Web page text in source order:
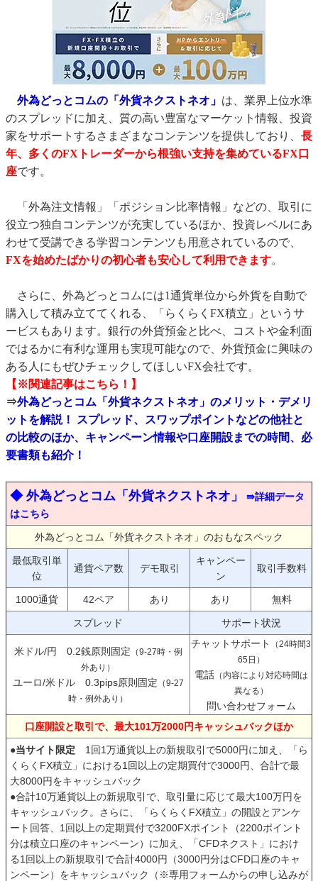
外為どっとコムの「外貨ネクストネオ」 は、業界上位水準
のスプレッドに加え、質の高い豊富なマーケット情報、投資
家をサポートするさまざまなコンテンツを提供しており、 長
年、多くのFXトレーダーから根強い支持を集めているFX口
座です。
「外為注文情報」「ポジション比率情報」などの、取引に
役立つ独自コンテンツが充実しているほか、投資レベルにあ
わせて受講できる学習コンテンツも用意されているので、
FXを始めたばかりの初心者も安心して利用できます。
さらに、外為どっとコムには1通貨単位から外貨を自動で
購入して積み立ててくれる、「らくらくFX積立」というサ
ービスもあります。銀行の外貨預金と比べ、コストや金利面
ではるかに有利な運用も実現可能なので、外貨預金に興味の
ある人にもぜひチェックしてほしいFX会社です。
【※関連記事はこちら！】
⇒外為どっとコム「外貨ネクストネオ」のメリット・デメリ
ットを解説！ スプレッド、スワップポイントなどの他社と
の比較のほか、キャンペーン情報や口座開設までの時間、必
要書類も紹介！
◆ 外為どっとコム「外貨ネクストネオ」
⇛詳細データ
はこちら
外為どっとコム「外貨ネクストネオ」のおもなスペック
最低取引単
位
通貨ペア数 デモ取引
キャンペー
ン
取引手数料
1000通貨 42ペア あり あり 無料
スプレッド サポート状況
米ドル/円 0.2銭原則固定 （9-27時・例
外あり）
ユーロ/米ドル 0.3pips原則固定 （9-27
時・例外あり）
チャットサポート
（24時間3
65日）
電話（内容により対応時間は
異なる）
問い合わせフォーム
口座開設と取引で、最大101万2000円キャッシュバックほか
●当サイト限定 1回1万通貨以上の新規取引で5000円に加え、「ら
くらくFX積立」における1回以上の定期買付で3000円、合計で最
大8000円をキャッシュバック
●合計10万通貨以上の新規取引で、取引量に応じて最大100万円を
キャッシュバック。さらに、「らくらくFX積立」の開設とアンケ
ート回答、1回以上の定期買付で3200FXポイント（2200ポイント
分は積立口座のキャンペーン）に加え、「CFDネクスト」におけ
る1回以上の新規取引で合計4000円（3000円分はCFD口座のキャ
ンペーン）をキャッシュバック（※専用フォームからの申し込みが